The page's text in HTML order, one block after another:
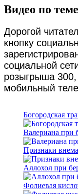
Видео по
Дорогой
кнопку
социальной
розыгрыша
мобильный
Богородская
Валериана при
Признаки
Аллохол при
Фолиевая